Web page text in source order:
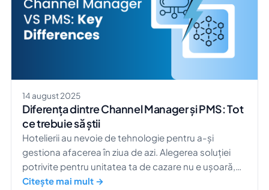
14 august 2025
Diferența dintre Channel Manager și PMS: Tot
ce trebuie să știi
Hotelierii au nevoie de tehnologie pentru a-și
gestiona afacerea în ziua de azi. Alegerea soluției
potrivite pentru unitatea ta de cazare nu e ușoară,
mai ales fără informațiile corecte. Poate ai auzit de
Citește mai mult →